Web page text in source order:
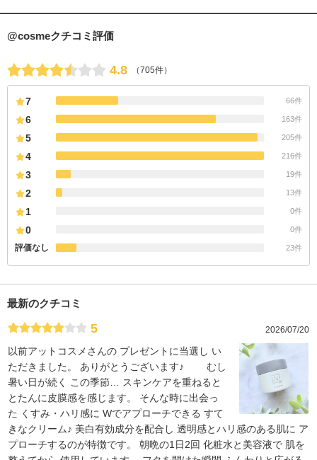
@cosmeクチコミ評価
4.8 （705件）
7 66件
6 163件
5 205件
4 216件
3 19件
2 13件
1 0件
0 0件
評価なし 23件
最新のクチコミ
5 2026/07/20
以前アットコスメさんの プレゼントに当選し い
ただきました。 ありがとうございます♪ むし
暑い日が続く この季節… スキンケアを重ねると
とたんに皮膜感を感じます。 そんな時に出会っ
た くすみ・ハリ感に Wでアプローチできる すて
きなクリーム♪ 美白有効成分を配合し 透明感とハリ感のある肌に ア
プローチするのが特徴です。 朝晩の1日2回 化粧水と美容液で 肌を